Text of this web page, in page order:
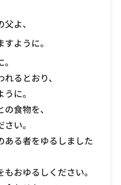
よ、
ように。
るとおり、
に。
食物を、
い。
ある者をゆるしました
おゆるしください。